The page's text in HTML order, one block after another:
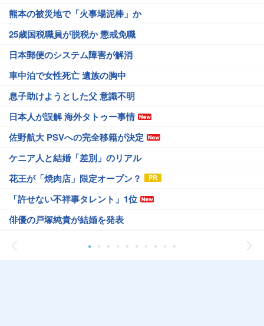
熊本の被災地で「火事場泥棒」か
25歳国税職員が脱税か 懲戒免職
日本郵便のシステム障害が解消
車中泊で女性死亡 遺族の胸中
息子助けようとした父 意識不明
日本人が誤解 海外タトゥー事情
佐野航大 PSVへの完全移籍が決定
ケニア人と結婚「差別」のリアル
花王が「焼肉店」限定オープン？
「許せない不祥事タレント」1位
俳優の戸塚純貴が結婚を発表